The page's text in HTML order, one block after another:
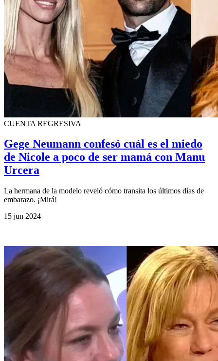
CUENTA REGRESIVA
Gege Neumann confesó cuál es el miedo
de Nicole a poco de ser mamá con Manu
Urcera
La hermana de la modelo reveló cómo transita los últimos días de
embarazo. ¡Mirá!
15 jun 2024